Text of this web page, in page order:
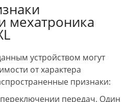
мехатроника
устройством могут
от характера
признаки:
передач. Один